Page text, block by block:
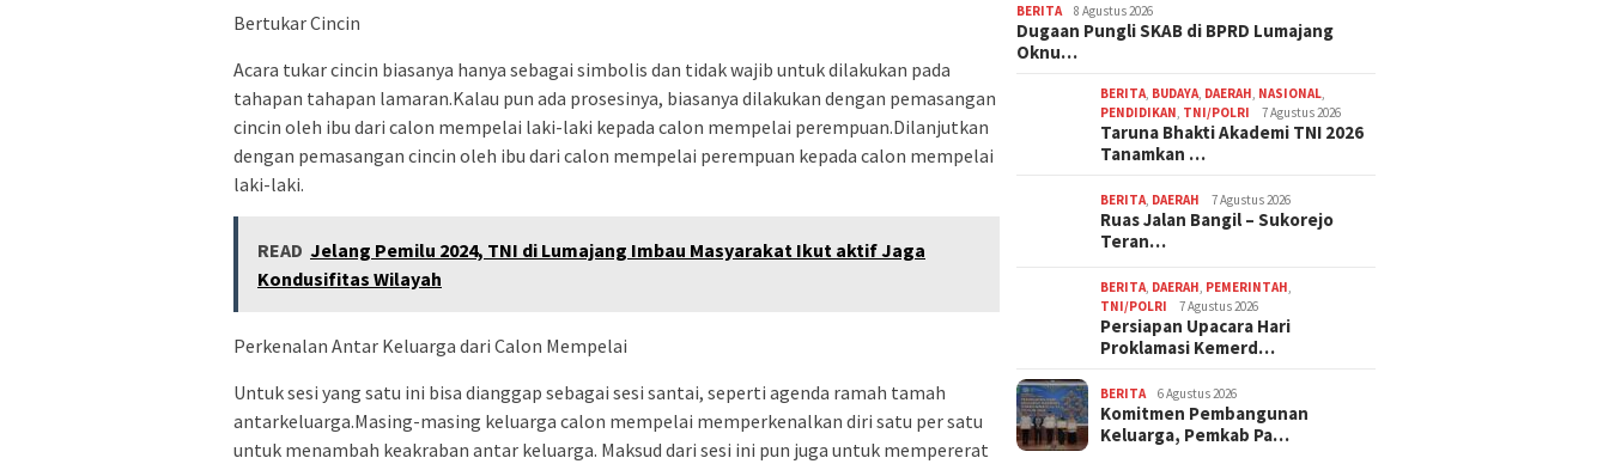
Bertukar Cincin
Acara tukar cincin biasanya hanya sebagai simbolis dan tidak wajib untuk dilakukan pada
tahapan tahapan lamaran.Kalau pun ada prosesinya, biasanya dilakukan dengan pemasangan
cincin oleh ibu dari calon mempelai laki-laki kepada calon mempelai perempuan.Dilanjutkan
dengan pemasangan cincin oleh ibu dari calon mempelai perempuan kepada calon mempelai
laki-laki.
READ Jelang Pemilu 2024, TNI di Lumajang Imbau Masyarakat Ikut aktif Jaga
Kondusifitas Wilayah
Perkenalan Antar Keluarga dari Calon Mempelai
Untuk sesi yang satu ini bisa dianggap sebagai sesi santai, seperti agenda ramah tamah
antarkeluarga.Masing-masing keluarga calon mempelai memperkenalkan diri satu per satu
untuk menambah keakraban antar keluarga. Maksud dari sesi ini pun juga untuk mempererat
BERITA 8 Agustus 2026
Dugaan Pungli SKAB di BPRD Lumajang
Oknu…
BERITA, BUDAYA, DAERAH, NASIONAL,
PENDIDIKAN, TNI/POLRI 7 Agustus 2026
Taruna Bhakti Akademi TNI 2026
Tanamkan …
BERITA, DAERAH 7 Agustus 2026
Ruas Jalan Bangil – Sukorejo
Teran…
BERITA, DAERAH, PEMERINTAH,
TNI/POLRI
7 Agustus 2026
Persiapan Upacara Hari
Proklamasi Kemerd…
BERITA 6 Agustus 2026
Komitmen Pembangunan
Keluarga, Pemkab Pa…